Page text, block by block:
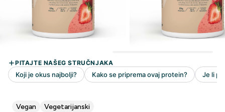
Vegan Vegetarijanski